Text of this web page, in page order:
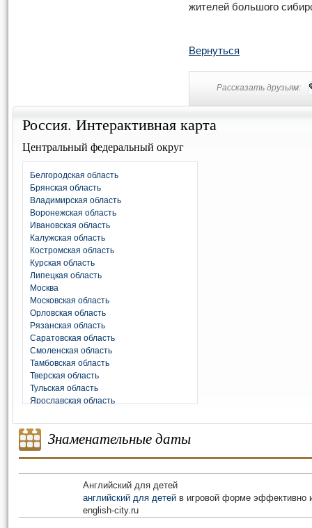
жителей большого
Вернуться
Рассказать друзьям:
Россия. Интерактивная карта
Центральный федеральный округ
Белгородская область
Брянская область
Владимирская область
Воронежская область
Ивановская область
Калужская область
Костромская область
Курская область
Липецкая область
Москва
Московская область
Орловская область
Рязанская область
Саратовская область
Смоленская область
Тамбовская область
Тверская область
Тульская область
Ярославская область
Знаменательные даты
Английский для детей
английский для детей в игровой форме эффективно
english-city.ru